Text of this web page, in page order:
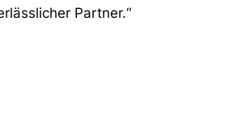
Partner.“